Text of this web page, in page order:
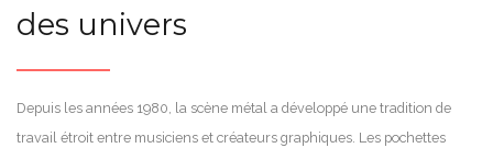
des univers
Depuis les années 1980, la scène métal a développé une tradition de
travail étroit entre musiciens et créateurs graphiques. Les pochettes